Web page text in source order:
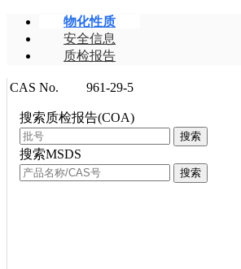
物化性质
安全信息
质检报告
CAS No. 961-29-5
搜索质检报告(COA)
搜索
搜索MSDS
搜索